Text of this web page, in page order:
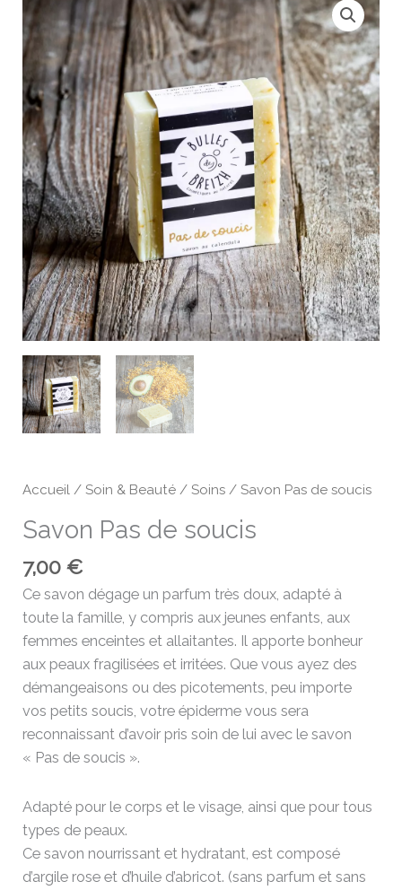
Accueil /Soin & Beauté /Soins / Savon Pas de soucis
Savon Pas de soucis
7,00€
Ce savon dégage un parfum très doux, adapté à
toute la famille, y compris aux jeunes enfants, aux
femmes enceintes et allaitantes. Il apporte bonheur
aux peaux fragilisées et irritées. Que vous ayez des
démangeaisons ou des picotements, peu importe
vos petits soucis, votre épiderme vous sera
reconnaissant d’avoir pris soin de lui avec le savon
« Pas de soucis ».
Adapté pour le corps et le visage, ainsi que pour tous
types de peaux.
Ce savon nourrissant et hydratant, est composé
d’argile rose et d’huile d’abricot. (sans parfum et sans